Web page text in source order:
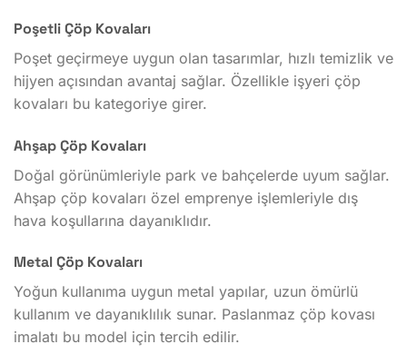
Poşetli Çöp Kovaları
Poşet geçirmeye uygun olan tasarımlar, hızlı temizlik ve
hijyen açısından avantaj sağlar. Özellikle işyeri çöp
kovaları bu kategoriye girer.
Ahşap Çöp Kovaları
Doğal görünümleriyle park ve bahçelerde uyum sağlar.
Ahşap çöp kovaları özel emprenye işlemleriyle dış
hava koşullarına dayanıklıdır.
Metal Çöp Kovaları
Yoğun kullanıma uygun metal yapılar, uzun ömürlü
kullanım ve dayanıklılık sunar. Paslanmaz çöp kovası
imalatı bu model için tercih edilir.